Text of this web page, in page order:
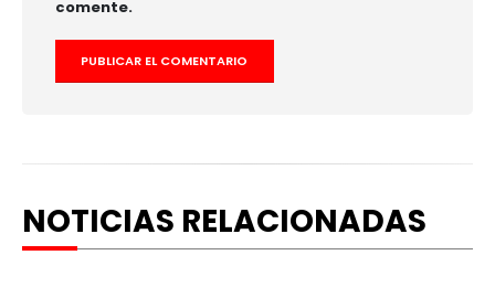
comente.
NOTICIAS RELACIONADAS